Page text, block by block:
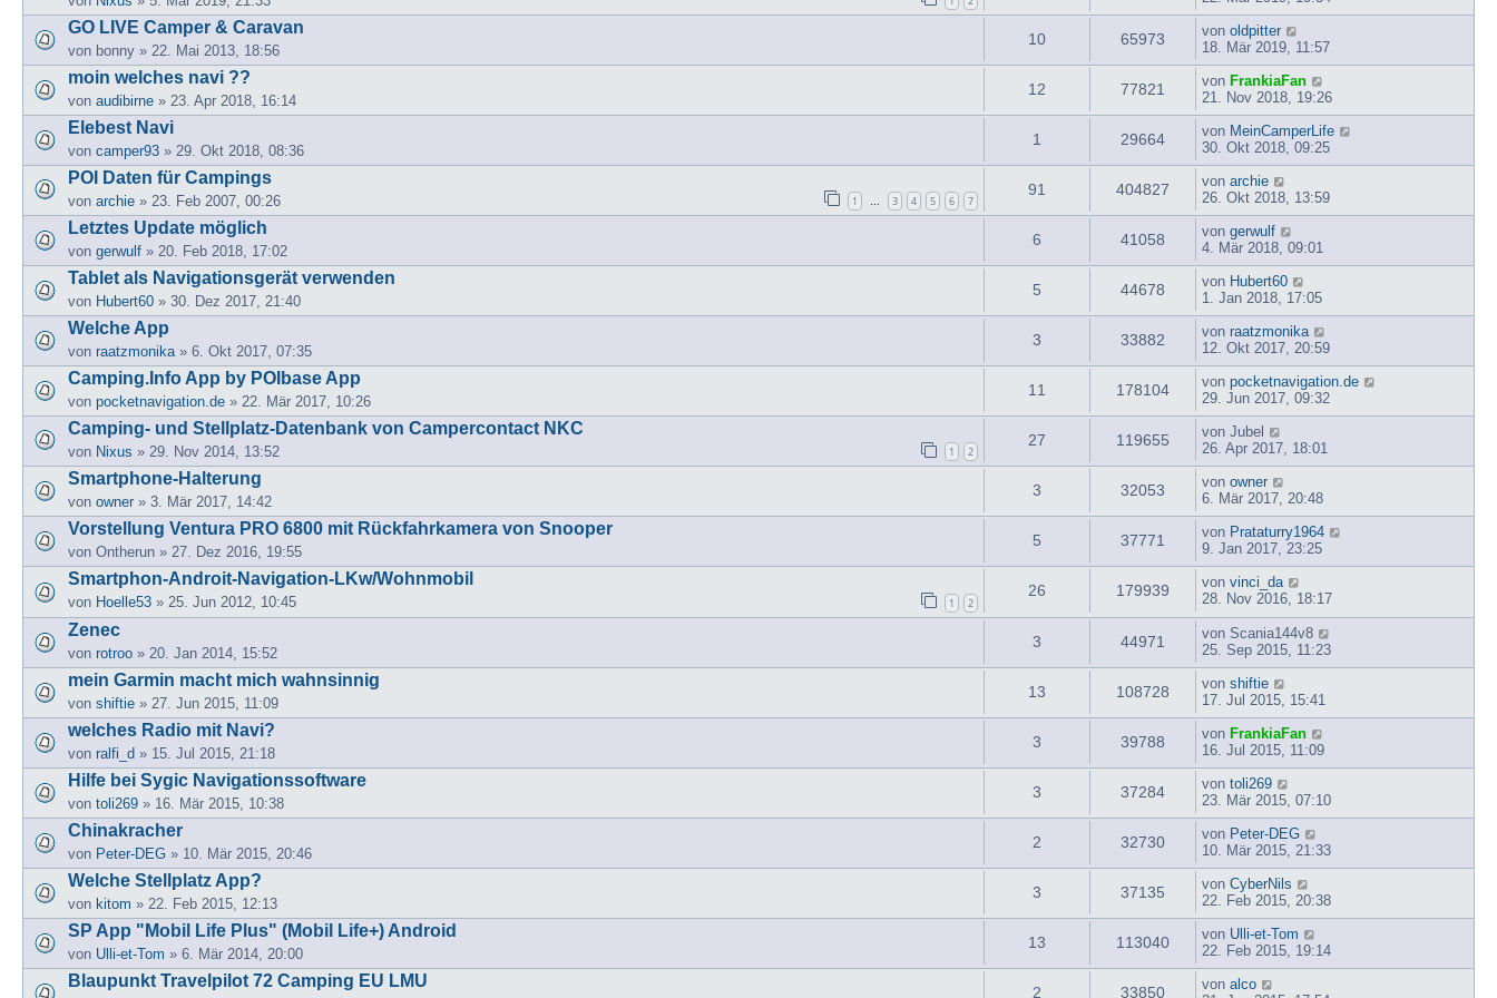
GO LIVE Camper & Caravan
von bonny » 22. Mai 2013, 18:56
10 65973 von oldpitter
18. Mär 2019, 11:57
moin welches navi ??
von audibirne » 23. Apr 2018, 16:14
12 77821 von FrankiaFan
21. Nov 2018, 19:26
Elebest Navi
von camper93 » 29. Okt 2018, 08:36
1 29664 von MeinCamperLife
30. Okt 2018, 09:25
POI Daten für Campings
von archie » 23. Feb 2007, 00:26 1 … 3 4 5 6 7
91 404827 von archie
26. Okt 2018, 13:59
Letztes Update möglich
von gerwulf » 20. Feb 2018, 17:02
6 41058 von gerwulf
4. Mär 2018, 09:01
Tablet als Navigationsgerät verwenden
von Hubert60 » 30. Dez 2017, 21:40
5 44678 von Hubert60
1. Jan 2018, 17:05
Welche App
von raatzmonika» 6. Okt 2017, 07:35
3 33882 von raatzmonika
12. Okt 2017, 20:59
Camping.Info App by POIbase App
von pocketnavigation.de » 22. Mär 2017, 10:26
11 178104 von pocketnavigation.de
29. Jun 2017, 09:32
Camping- und Stellplatz-Datenbank von Campercontact NKC
von Nixus » 29. Nov 2014, 13:52 1 2
27 119655 von Jubel
26. Apr 2017, 18:01
Smartphone-Halterung
von owner » 3. Mär 2017, 14:42
3 32053 von owner
6. Mär 2017, 20:48
Vorstellung Ventura PRO 6800 mit Rückfahrkamera von Snooper
von Ontherun » 27. Dez 2016, 19:55
5 37771 von Prataturry1964
9. Jan 2017, 23:25
Smartphon-Androit-Navigation-LKw/Wohnmobil
von Hoelle53 » 25. Jun 2012, 10:45 1 2
26 179939 von vinci_da
28. Nov 2016, 18:17
Zenec
von rotroo » 20. Jan 2014, 15:52
3 44971 von Scania144v8
25. Sep 2015, 11:23
mein Garmin macht mich wahnsinnig
von shiftie » 27. Jun 2015, 11:09
13 108728 von shiftie
17. Jul 2015, 15:41
welches Radio mit Navi?
von ralfi_d » 15. Jul 2015, 21:18
3 39788 von FrankiaFan
16. Jul 2015, 11:09
Hilfe bei Sygic Navigationssoftware
von toli269 » 16. Mär 2015, 10:38
3 37284 von toli269
23. Mär 2015, 07:10
Chinakracher
von Peter-DEG » 10. Mär 2015, 20:46
2 32730 von Peter-DEG
10. Mär 2015, 21:33
Welche Stellplatz App?
von kitom » 22. Feb 2015, 12:13
3 37135 von CyberNils
22. Feb 2015, 20:38
SP App "Mobil Life Plus" (Mobil Life+) Android
von Ulli-et-Tom » 6. Mär 2014, 20:00
13 113040 von Ulli-et-Tom
22. Feb 2015, 19:14
Blaupunkt Travelpilot 72 Camping EU LMU
2 33850 von alco